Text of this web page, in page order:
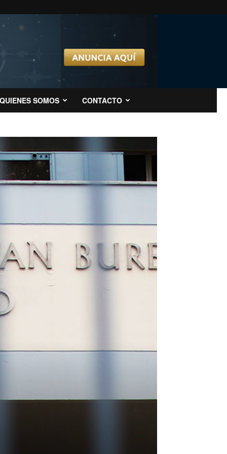
QUIENES SOMOS CONTACTO